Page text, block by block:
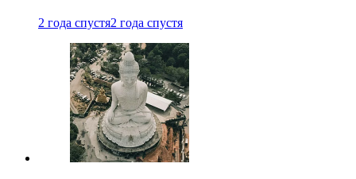
2 года спустя2 года спустя